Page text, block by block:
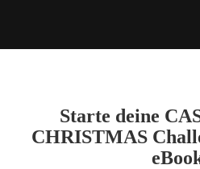
Starte deine
CHRISTMAS